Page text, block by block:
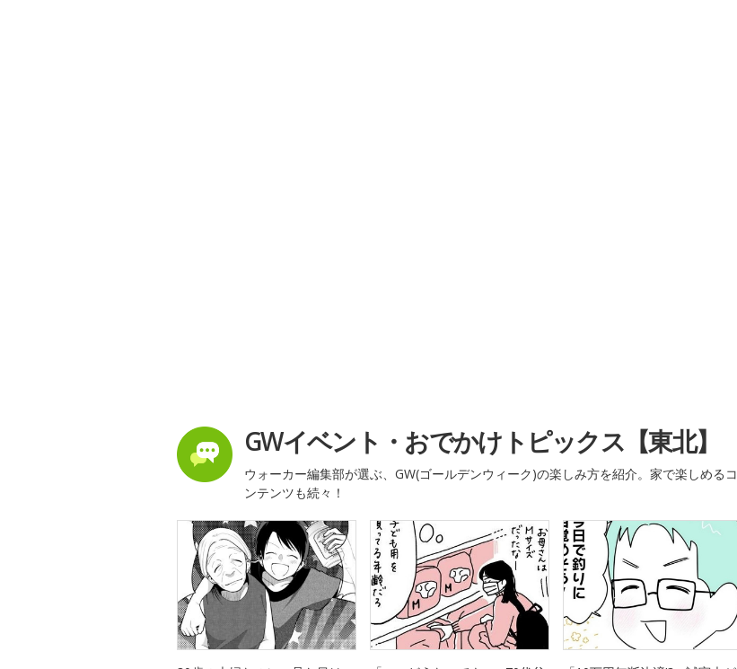
GWイベント・おでかけトピックス【東北】
ウォーカー編集部が選ぶ、GW(ゴールデンウィーク)の楽しみ方を紹介。家で楽しめるコ
ンテンツも続々！